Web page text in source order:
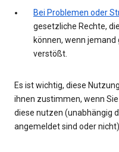
Bei Problemen oder
gesetzliche Rechte,
können, wenn
verstößt.
Es ist wichtig, diese
ihnen zustimmen, wenn
diese nutzen (unabhängig
angemeldet sind oder nicht).